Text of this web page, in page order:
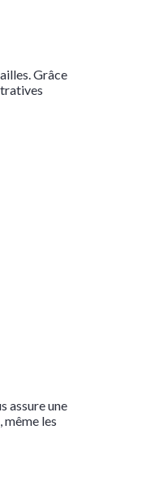
Grâce
assure une
les